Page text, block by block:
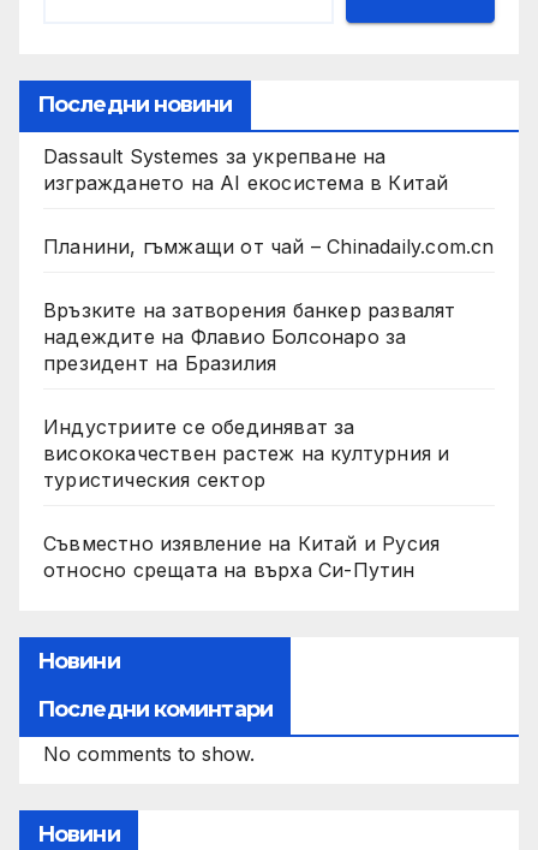
Последни новини
Dassault Systemes за укрепване на
изграждането на AI екосистема в Китай
Планини, гъмжащи от чай – Chinadaily.com.cn
Връзките на затворения банкер развалят
надеждите на Флавио Болсонаро за
президент на Бразилия
Индустриите се обединяват за
висококачествен растеж на културния и
туристическия сектор
Съвместно изявление на Китай и Русия
относно срещата на върха Си-Путин
Новини
Последни коминтари
No comments to show.
Новини